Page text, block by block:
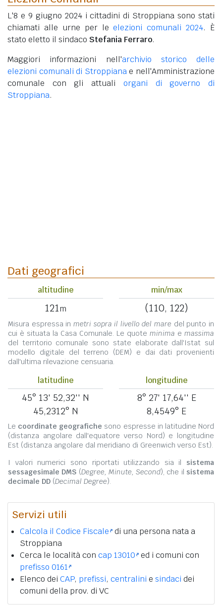
L'8 e 9 giugno 2024 i cittadini di Stroppiana sono stati
chiamati alle urne per leelezioni comunali 2024. È
stato eletto il sindaco Stefania Ferraro.
Maggiori informazioni nell'archivio storico delle
elezioni comunali di Stroppianae nell'Amministrazione
comunale con gli attuali organi di governo di
Stroppiana.
Dati geografici
altitudine
121m
min/max
(110, 122)
Misura espressa in metri sopra il livello del mare del punto in
cui è situata la Casa Comunale. Le quote minima e massima
del territorio comunale sono state elaborate dall'Istat sul
modello digitale del terreno (DEM) e dai dati provenienti
dall'ultima rilevazione censuaria.
latitudine
45° 13' 52,32'' N
45,2312° N
longitudine
8° 27' 17,64'' E
8,4549° E
Le coordinate geografiche sono espresse in latitudine Nord
(distanza angolare dall'equatore verso Nord) e longitudine
Est (distanza angolare dal meridiano di Greenwich verso Est).
I valori numerici sono riportati utilizzando sia il sistema
sessagesimale DMS (Degree, Minute, Second), che il sistema
decimale DD (Decimal Degree).
Servizi utili
Calcola il Codice Fiscale di una persona nata a
Stroppiana
Cerca le località con cap 13010 ed i comuni con
prefisso 0161
Elenco dei CAP, prefissi, centralini e sindaci dei
comuni della prov. di VC